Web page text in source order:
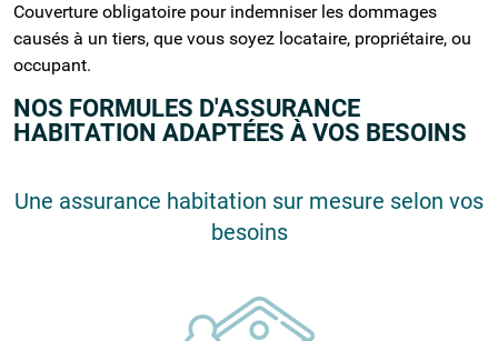
Couverture obligatoire pour indemniser les dommages
causés à un tiers, que vous soyez locataire, propriétaire, ou
occupant.
NOS FORMULES D'ASSURANCE
HABITATION ADAPTÉES À VOS BESOINS
Une assurance habitation sur mesure selon vos
besoins